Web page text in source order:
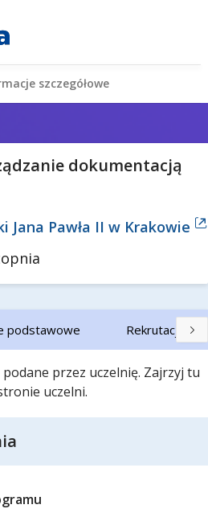
szczegółowe
dokumentacją
Jana Pawła II w Krakowie
podstawowe Rekrutacja
podane przez uczelnię. Zajrzyj tu
uczelni.